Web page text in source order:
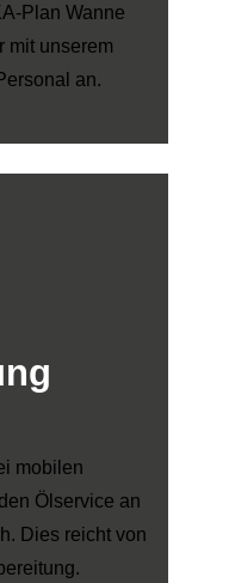
Plan Wanne
mit unserem
an.
mobilen
Ölservice an
Dies reicht von